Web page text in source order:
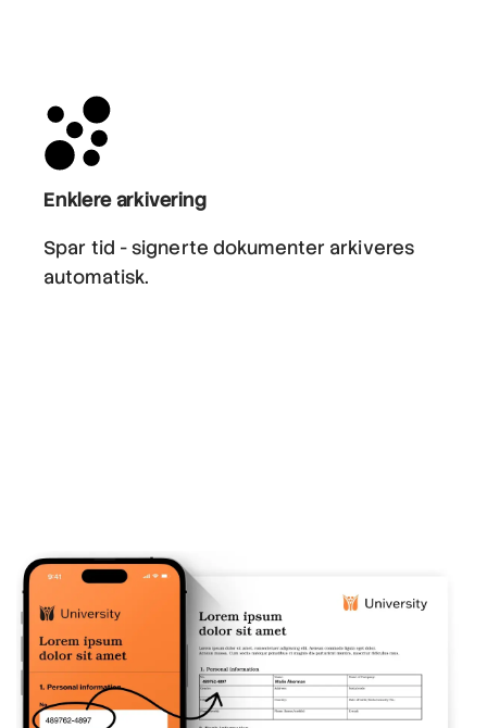
Enklere arkivering
Spar tid - signerte dokumenter arkiveres
automatisk.